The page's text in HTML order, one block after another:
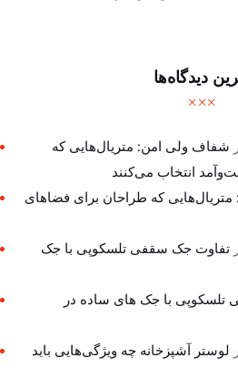
دیدگاه‌ها
شفاف ولی امن: متریال‌هایی که
انتخاب می‌کنند
که طراحان برای فضاهای
تفاوت جک سقفی تلسکوپی با جک
با جک های ساده در
لوستر آشپزخانه چه ویژگی‌هایی باید